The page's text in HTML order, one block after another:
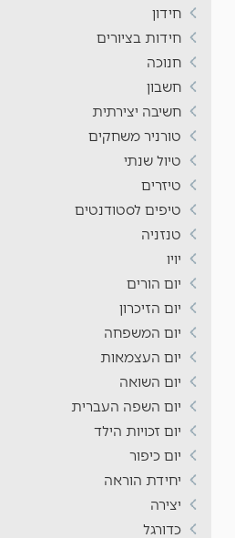
חידון
חידות בציורים
חנוכה
חשבון
חשיבה יצירתית
טורניר משחקים
טיול שנתי
טיזרים
טיפים לסטודנטים
טנזניה
יויו
יום הורים
יום הזיכרון
יום המשפחה
יום העצמאות
יום השואה
יום השפה העברית
יום זכויות הילד
יום כיפור
יחידת הוראה
יצירה
כדורגל